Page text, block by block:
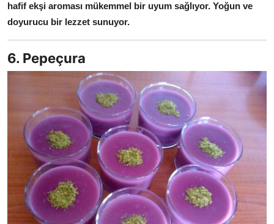
hafif ekşi aroması mükemmel bir uyum sağlıyor. Yoğun ve
doyurucu bir lezzet sunuyor.
6. Pepeçura